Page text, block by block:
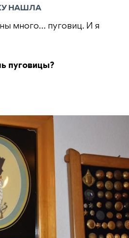
НАШЛА
много… пуговиц. И я
пуговицы?